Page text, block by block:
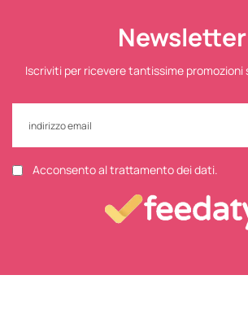
Newsletter
Iscriviti per ricevere tantissime promozioni
Acconsento al trattamento dei dati.